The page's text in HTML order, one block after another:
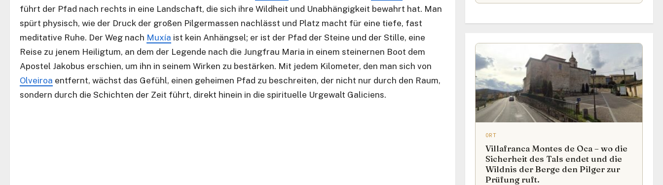
führt der Pfad nach rechts in eine Landschaft, die sich ihre Wildheit und Unabhängigkeit bewahrt hat. Man
spürt physisch, wie der Druck der großen Pilgermassen nachlässt und Platz macht für eine tiefe, fast
meditative Ruhe. Der Weg nach Muxía ist kein Anhängsel; er ist der Pfad der Steine und der Stille, eine
Reise zu jenem Heiligtum, an dem der Legende nach die Jungfrau Maria in einem steinernen Boot dem
Apostel Jakobus erschien, um ihn in seinem Wirken zu bestärken. Mit jedem Kilometer, den man sich von
Olveiroa entfernt, wächst das Gefühl, einen geheimen Pfad zu beschreiten, der nicht nur durch den Raum,
sondern durch die Schichten der Zeit führt, direkt hinein in die spirituelle Urgewalt Galiciens.
ORT
Villafranca Montes de Oca – wo die
Sicherheit des Tals endet und die
Wildnis der Berge den Pilger zur
Prüfung ruft.